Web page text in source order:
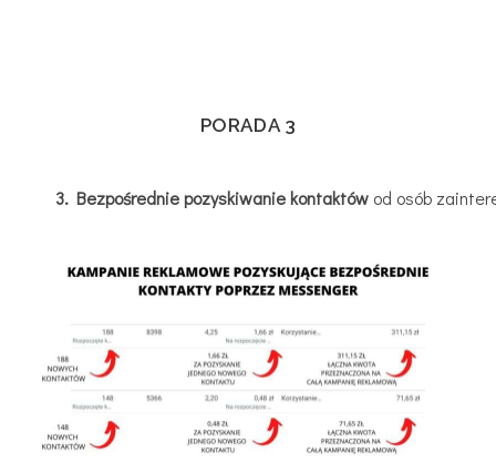
PORADA 3
3. Bezpośrednie pozyskiwanie kontaktów od osób